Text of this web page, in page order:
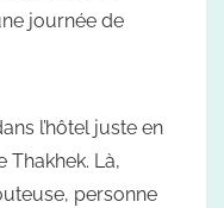
journée de
l’hôtel juste en
Thakhek. Là,
personne